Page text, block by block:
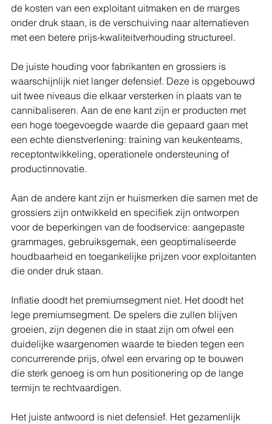
de kosten van een exploitant uitmaken en de marges
onder druk staan, is de verschuiving naar alternatieven
met een betere prijs-kwaliteitverhouding structureel.
De juiste houding voor fabrikanten en grossiers is
waarschijnlijk niet langer defensief. Deze is opgebouwd
uit twee niveaus die elkaar versterken in plaats van te
cannibaliseren. Aan de ene kant zijn er producten met
een hoge toegevoegde waarde die gepaard gaan met
een echte dienstverlening: training van keukenteams,
receptontwikkeling, operationele ondersteuning of
productinnovatie.
Aan de andere kant zijn er huismerken die samen met de
grossiers zijn ontwikkeld en specifiek zijn ontworpen
voor de beperkingen van de foodservice: aangepaste
grammages, gebruiksgemak, een geoptimaliseerde
houdbaarheid en toegankelijke prijzen voor exploitanten
die onder druk staan.
Inflatie doodt het premiumsegment niet. Het doodt het
lege premiumsegment. De spelers die zullen blijven
groeien, zijn degenen die in staat zijn om ofwel een
duidelijke waargenomen waarde te bieden tegen een
concurrerende prijs, ofwel een ervaring op te bouwen
die sterk genoeg is om hun positionering op de lange
termijn te rechtvaardigen.
Het juiste antwoord is niet defensief. Het gezamenlijk